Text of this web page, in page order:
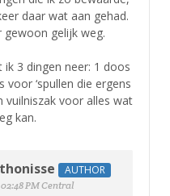
daar wat aan gehad.
gewoon gelijk weg.
3 dingen neer: 1 doos
‘spullen die ergens
vuilniszak voor alles wat
kan.
AUTHOR
PM Central